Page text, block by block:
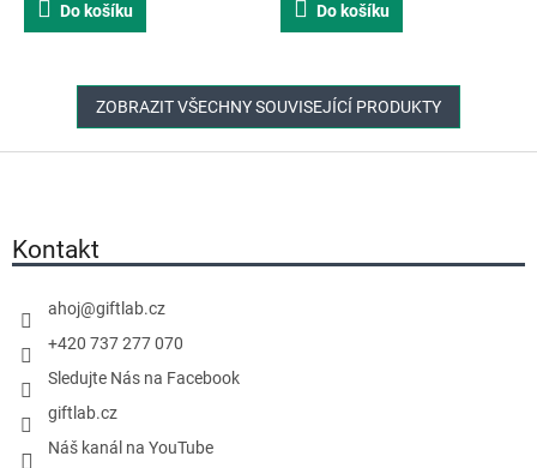
Do košíku Do košíku
ZOBRAZIT VŠECHNY SOUVISEJÍCÍ PRODUKTY
Kontakt
ahoj@giftlab.cz
+420 737 277 070
Sledujte Nás na Facebook
giftlab.cz
Náš kanál na YouTube